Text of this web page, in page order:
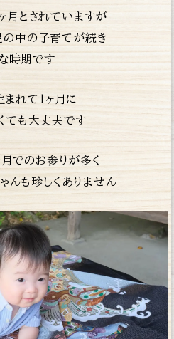
月とされていますが
中の子育てが続き
時期です
まれて１ヶ月に
ても大丈夫です
でのお参りが多く
んも珍しくありません